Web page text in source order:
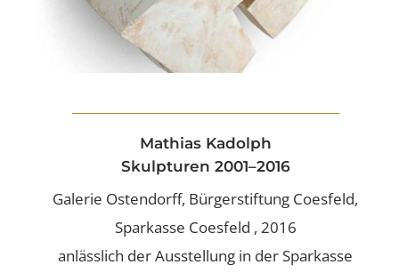
Mathias Kadolph
Skulpturen 2001–2016
Galerie Ostendorff, Bürgerstiftung Coesfeld,
Sparkasse Coesfeld , 2016
anlässlich der Ausstellung in der Sparkasse